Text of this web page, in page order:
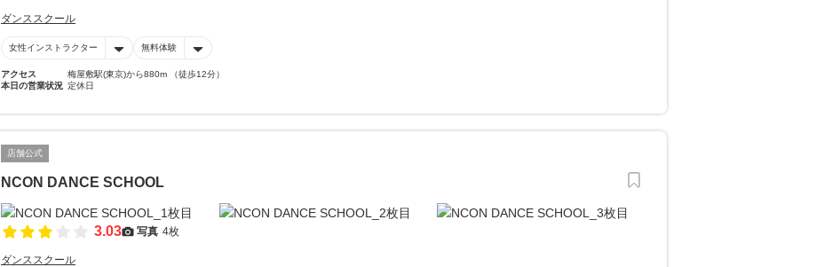
ダンススクール
女性インストラクター 無料体験
アクセス
梅屋敷駅(東京)から880m （徒歩12分）
本日の営業状況 定休日
店舗公式
NCON DANCE SCHOOL
3.03 写真 4枚
ダンススクール